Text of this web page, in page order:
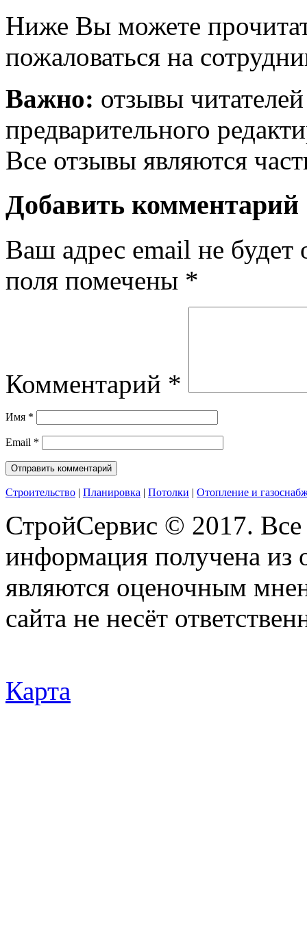
Ниже Вы можете
пожаловаться на
Важно: отзывы
предварительного
Все отзывы являются
Добавить комментарий
Ваш адрес email не будет
поля помечены *
Комментарий *
Имя *
Email *
Строительство | Планировка | Потолки | Отопление и
СтройСервис © 2017.
информация получена из
являются оценочным
сайта не несёт
Карта